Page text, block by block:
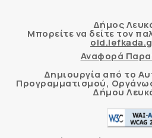
Δήμος
Μπορείτε να δείτε τον
Αναφορά
Δημιουργία από το
Προγραμματισμού,
Δήμου